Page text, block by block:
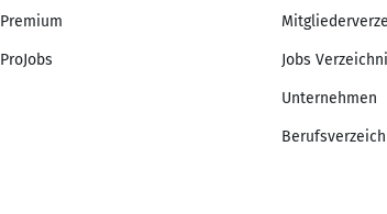
Premium
ProJobs Jobs
Unternehmen